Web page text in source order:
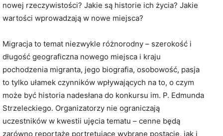
nowej rzeczywistości? Jakie są historie ich życia? Jakie
wartości wprowadzają w nowe miejsca?
Migracja to temat niezwykle różnorodny – szerokość i
długość geograficzna nowego miejsca i kraju
pochodzenia migranta, jego biografia, osobowość, pasja
to tylko ułamek czynników wpływających na to, o czym
może być historia nadesłana do konkursu im. P. Edmunda
Strzeleckiego. Organizatorzy nie ograniczają
uczestników w kwestii ujęcia tematu – cenne będą
zarówno reportaże portretujące wybrane postacie, jak i